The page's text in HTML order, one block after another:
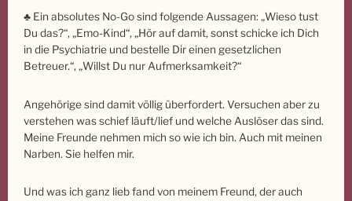
♣ Ein absolutes No-Go sind folgende Aussagen: „Wieso tust
Du das?“, „Emo-Kind“, „Hör auf damit, sonst schicke ich Dich
in die Psychiatrie und bestelle Dir einen gesetzlichen
Betreuer.“, „Willst Du nur Aufmerksamkeit?“
Angehörige sind damit völlig überfordert. Versuchen aber zu
verstehen was schief läuft/lief und welche Auslöser das sind.
Meine Freunde nehmen mich so wie ich bin. Auch mit meinen
Narben. Sie helfen mir.
Und was ich ganz lieb fand von meinem Freund, der auch